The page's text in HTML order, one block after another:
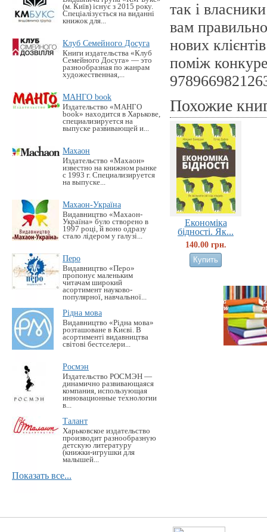
(м. Київ) існує з 2015 року.
Спеціалізується на виданні
книжок для...
Клуб Семейного Досуга
Книги издательства «Клуб
Семейного Досуга» — это
разнообразная по жанрам
художественная,...
МАНГО book
Издательство «MАНГО
book» находится в Харькове,
специализируется на
выпуске развивающей и...
Махаон
Издательство «Махаон»
известно на книжном рынке
с 1993 г. Специализируется
на выпуске...
Махаон-Україна
Видавництво «Махаон-
Україна» було створено в
1997 році, й воно одразу
стало лідером у галузі...
Перо
Видавництво «Перо»
пропонує маленьким
читачам широкий
асортимент науково-
популярної, навчальної...
Рідна мова
Видавництво «Рідна мова»
розташоване в Києві. В
асортименті видавництва
світові бестселери...
Росмэн
Издательство РОСМЭН —
динамично развивающаяся
компания, использующая
инновационные технологии
в...
Талант
Харьковское издательство
производит разнообразную
детскую литературу
(книжки-игрушки для
малышей...
Показать все...
так і
вам
нових
поміж
Похожие
Економіка
бідності. Як...
140.00 грн.